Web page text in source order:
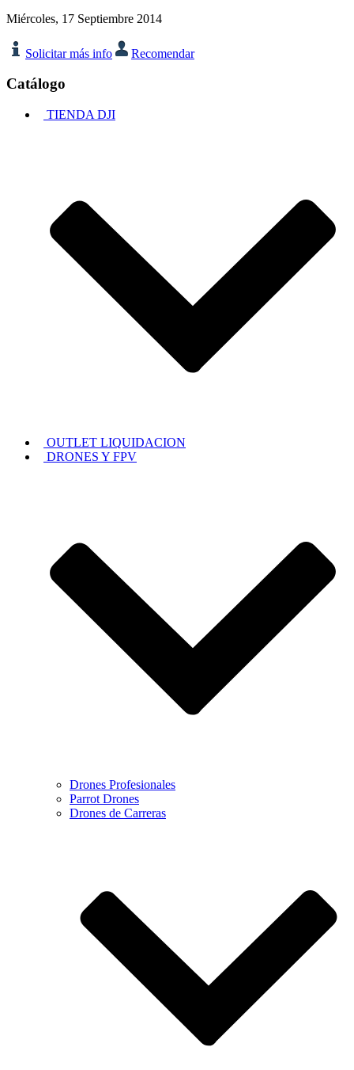
Miércoles, 17 Septiembre 2014
Solicitar más info Recomendar
Catálogo
TIENDA DJI
OUTLET LIQUIDACION
DRONES Y FPV
Drones Profesionales
Parrot Drones
Drones de Carreras